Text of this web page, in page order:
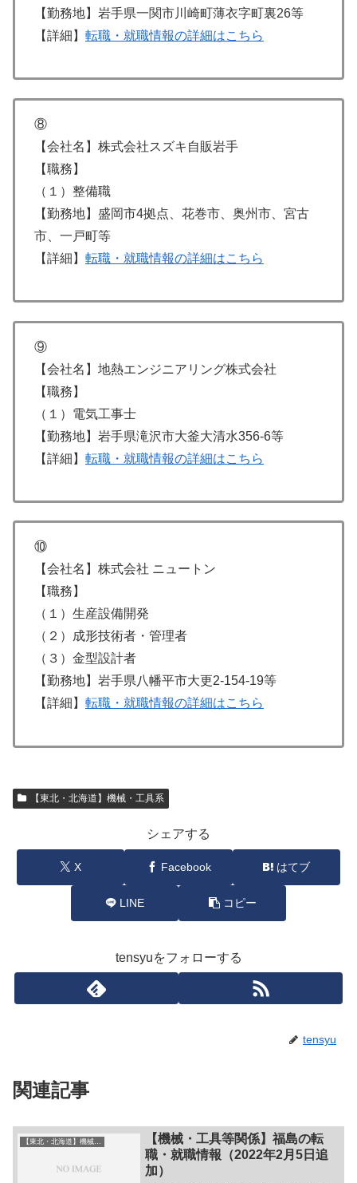
【勤務地】岩手県一関市川崎町薄衣字町裏26等
【詳細】 転職・就職情報の詳細はこちら
⑧
【会社名】株式会社スズキ自販岩手
【職務】
（１）整備職
【勤務地】盛岡市4拠点、花巻市、奥州市、宮古
市、一戸町等
【詳細】 転職・就職情報の詳細はこちら
⑨
【会社名】地熱エンジニアリング株式会社
【職務】
（１）電気工事士
【勤務地】岩手県滝沢市大釜大清水356-6等
【詳細】 転職・就職情報の詳細はこちら
⑩
【会社名】株式会社 ニュートン
【職務】
（１）生産設備開発
（２）成形技術者・管理者
（３）金型設計者
【勤務地】岩手県八幡平市大更2-154-19等
【詳細】 転職・就職情報の詳細はこちら
【東北・北海道】機械・工具系
シェアする
X Facebook はてブ
LINE コピー
tensyuをフォローする
tensyu
関連記事
【機械・工具等関係】福島の転
職・就職情報（2022年2月5日追
加）